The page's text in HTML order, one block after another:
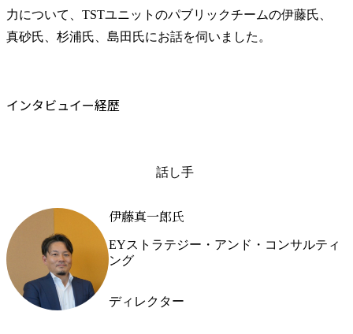
力について、TSTユニットのパブリックチームの伊藤氏、
真砂氏、杉浦氏、島田氏にお話を伺いました。
インタビュイー経歴
話し手
伊藤真一郎氏
EYストラテジー・アンド・コンサルティ
ング
ディレクター